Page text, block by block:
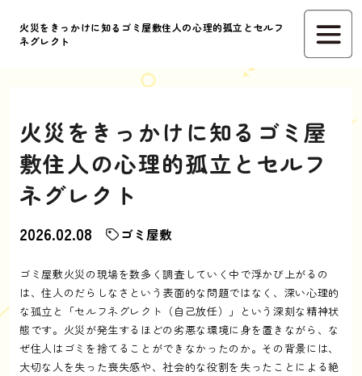
火災をきっかけに知るゴミ屋敷住人の心理的孤立とセルフ
ネグレクト
火災をきっかけに知るゴミ屋
敷住人の心理的孤立とセルフ
ネグレクト
2026.02.08 ゴミ屋敷
ゴミ屋敷火災の現場を数多く調査していく中で浮かび上がるの
は、住人のだらしなさという表面的な問題ではなく、深い心理的
な孤立と「セルフネグレクト（自己放任）」という深刻な精神状
態です。火災が発生するほどの劣悪な環境に身を置きながら、な
ぜ住人はゴミを捨てることができなかったのか。その背景には、
大切な人を失った喪失感や、社会的な役割を失ったことによる絶